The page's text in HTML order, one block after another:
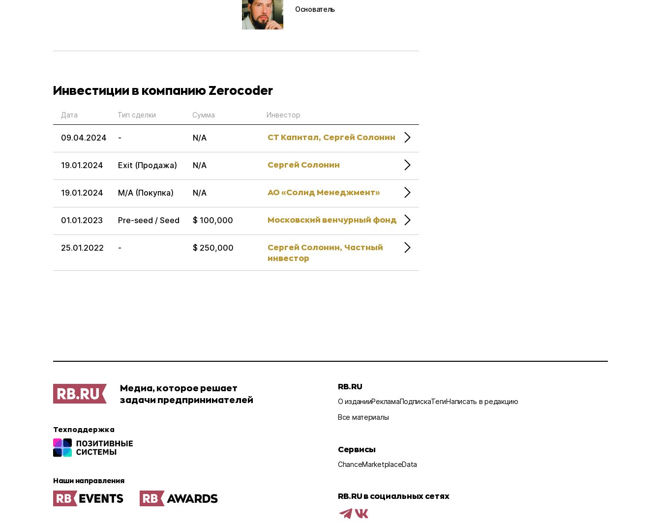
Основатель
Инвестиции в компанию Zerocoder
Дата Тип сделки Сумма Инвестор
09.04.2024 - N/A СТ Капитал, Сергей Солонин
19.01.2024 Exit (Продажа) N/A Сергей Солонин
19.01.2024 M/A (Покупка) N/A АО «Солид Менеджмент»
01.01.2023 Pre-seed / Seed $ 100,000 Московский венчурный фонд
25.01.2022 - $ 250,000 Сергей Солонин, Частный
инвестор
Медиа, которое решает
задачи предпринимателей
Техподдержка
Наши направления
RB.RU
О изданииРекламаПодпискаТегиНаписать в редакцию
Все материалы
Сервисы
ChanceMarketplaceData
RB.RU в социальных сетях